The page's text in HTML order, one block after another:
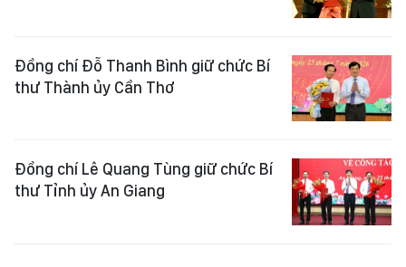
Đồng chí Đỗ Thanh Bình giữ chức Bí
thư Thành ủy Cần Thơ
Đồng chí Lê Quang Tùng giữ chức Bí
thư Tỉnh ủy An Giang